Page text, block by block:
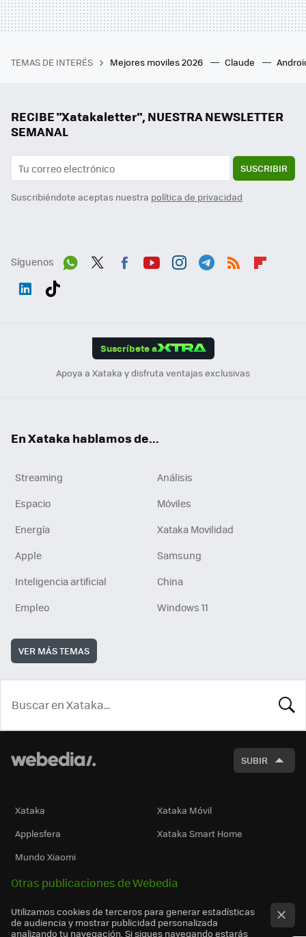
TEMAS DE INTERÉS Mejores moviles 2026 Claude
RECIBE "Xatakaletter", NUESTRA NEWSLETTER
SEMANAL
SUSCRIBIR
Suscribiéndote aceptas nuestra política de privacidad
Síguenos
Suscríbete a
Apoya a Xataka y disfruta ventajas exclusivas
En Xataka hablamos de...
Streaming
Análisis
Espacio
Móviles
Energía
Xataka Movilidad
Apple
Samsung
Inteligencia artificial
China
Empleo
Windows 11
VER MÁS TEMAS
SUBIR
Xataka
Xataka Móvil
Applesfera
Xataka Smart Home
Mundo Xiaomi
Otras publicaciones de Webedia
Utilizamos cookies de terceros para generar estadísticas
de audiencia y mostrar publicidad personalizada
analizando tu navegación. Si sigues navegando estarás